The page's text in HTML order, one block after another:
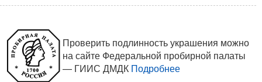
Проверить подлинность украшения можно
на сайте Федеральной пробирной палаты
— ГИИС ДМДК Подробнее